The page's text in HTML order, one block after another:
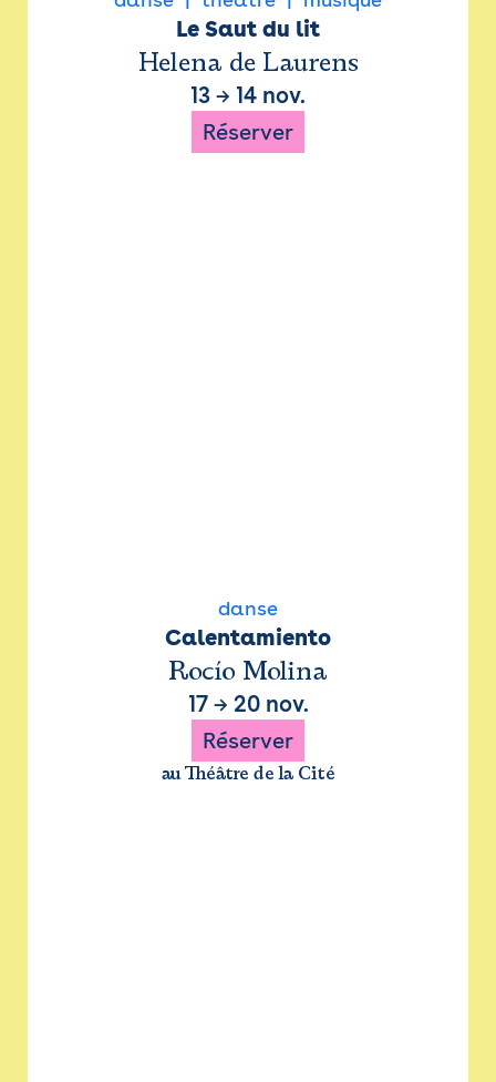
Le Saut du lit
Helena de Laurens
13 → 14 nov.
Réserver
danse
Calentamiento
Rocío Molina
17→ 20 nov.
Réserver
au Théâtre de la Cité